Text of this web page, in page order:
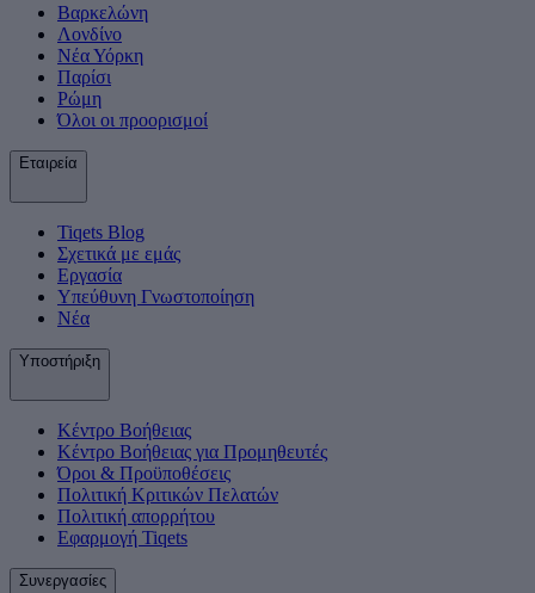
Βαρκελώνη
Λονδίνο
Νέα Υόρκη
Παρίσι
Ρώμη
Όλοι οι προορισμοί
Εταιρεία
Tiqets Βlog
Σχετικά με εμάς
Εργασία
Υπεύθυνη Γνωστοποίηση
Νέα
Υποστήριξη
Κέντρο Βοήθειας
Κέντρο Βοήθειας για Προμηθευτές
Όροι & Προϋποθέσεις
Πολιτική Κριτικών Πελατών
Πολιτική απορρήτου
Εφαρμογή Tiqets
Συνεργασίες